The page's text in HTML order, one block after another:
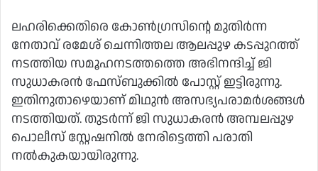
ലഹരിക്കെതിരെ കോൺഗ്രസിന്റെ മുതിർന്ന
നേതാവ് രമേശ് ചെന്നിത്തല ആലപ്പുഴ കടപ്പുറത്ത്
നടത്തിയ സമൂഹനടത്തത്തെ അഭിനന്ദിച്ച് ജി
സുധാകരൻ ഫേസ്‌ബുക്കിൽ പോസ്റ്റ് ഇട്ടിരുന്നു.
ഇതിനുതാഴെയാണ് മിഥുൻ അസഭ്യപരാമർശങ്ങൾ
നടത്തിയത്. തുടർന്ന് ജി സുധാകരൻ അമ്പലപ്പുഴ
പൊലീസ് സ്റ്റേഷനിൽ നേരിട്ടെത്തി പരാതി
നൽകുകയായിരുന്നു.